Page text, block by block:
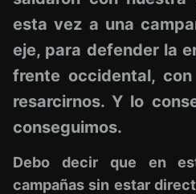
esta vez a una
eje, para defender la
frente occidental,
resarcirnos. Y lo
conseguimos.
Debo decir que en
campañas sin estar